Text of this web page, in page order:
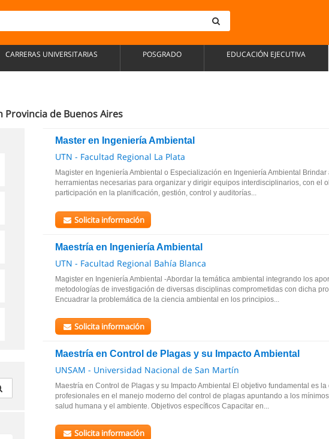
CARRERAS UNIVERSITARIAS POSGRADO EDUCACIÓN EJECUTIVA
de Buenos Aires
Master en Ingeniería Ambiental
UTN - Facultad Regional La Plata
Magister en Ingeniería Ambiental o Especialización en Ingeniería Ambiental
herramientas necesarias para organizar y dirigir equipos interdisciplinarios, con el
participación en la planificación, gestión, control y auditorías...
Solicita información
Maestría en Ingeniería Ambiental
UTN - Facultad Regional Bahía Blanca
Magister en Ingeniería Ambiental -Abordar la temática ambiental integrando los
metodologías de investigación de diversas disciplinas comprometidas con dicha
Encuadrar la problemática de la ciencia ambiental en los principios...
Solicita información
Maestría en Control de Plagas y su Impacto Ambiental
UNSAM - Universidad Nacional de San Martín
Maestría en Control de Plagas y su Impacto Ambiental El objetivo fundamental es
profesionales en el manejo moderno del control de plagas apuntando a los
salud humana y el ambiente. Objetivos específicos Capacitar en...
Solicita información